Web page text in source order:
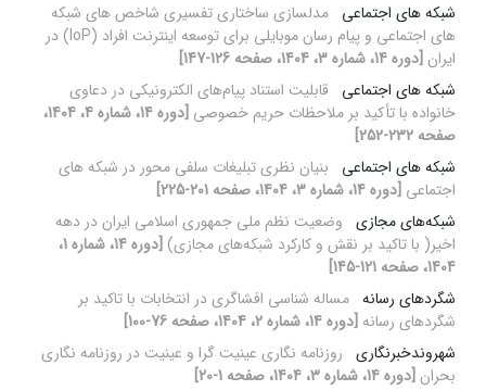
شبکه های اجتماعی مدلسازی ساختاری تفسیری شاخص های شبکه
های اجتماعی و پیام رسان موبایلی برای توسعه اینترنت افراد (IoP) در
ایران [دوره 14، شماره 3، 1404، صفحه 126-147]
شبکه های اجتماعی
قابلیت استناد پیام‌های الکترونیکی در دعاوی
خانواده با تأکید بر ملاحظات حریم خصوصی
[دوره 14، شماره 4، 1404،
صفحه 232-252]
شبکه های اجتماعی
بنیان نظری تبلیغات سلفی محور در شبکه های
اجتماعی [دوره 14، شماره 3، 1404، صفحه 201-225]
شبکه‌های مجازی وضعیت نظم ملی جمهوری اسلامی ایران در دهه
اخیر( با تاکید بر نقش و کارکرد شبکه‌های مجازی)
[دوره 14، شماره 1،
1404، صفحه 121-145]
شگردهای رسانه مساله شناسی افشاگری در انتخابات با تاکید بر
شگردهای رسانه [دوره 14، شماره 2، 1404، صفحه 76-100]
شهروندخبرنگاری روزنامه نگاری عینیت گرا و عینیت در روزنامه نگاری
بحران [دوره 14، شماره 3، 1404، صفحه 1-20]